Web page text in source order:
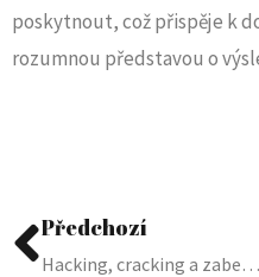
poskytnout, což přispěje k
rozumnou představou o
Předchozí
Hacking, cracking a zabezpečení internetu